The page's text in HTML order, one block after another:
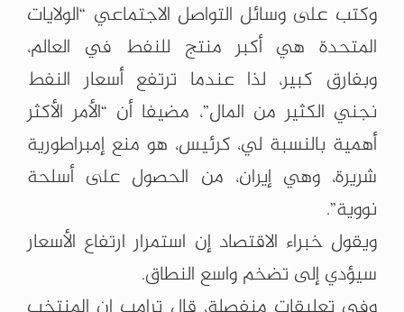
وكتب على وسائل التواصل الاجتماعي “الولايات
المتحدة هي أكبر منتج للنفط في العالم،
وبفارق كبير، لذا عندما ترتفع أسعار النفط
نجني الكثير من المال”، مضيفا أن “الأمر الأكثر
أهمية بالنسبة لي، كرئيس، هو منع إمبراطورية
شريرة، وهي إيران، من الحصول على أسلحة
نووية”.
ويقول خبراء الاقتصاد إن استمرار ارتفاع الأسعار
سيؤدي إلى تضخم واسع النطاق.